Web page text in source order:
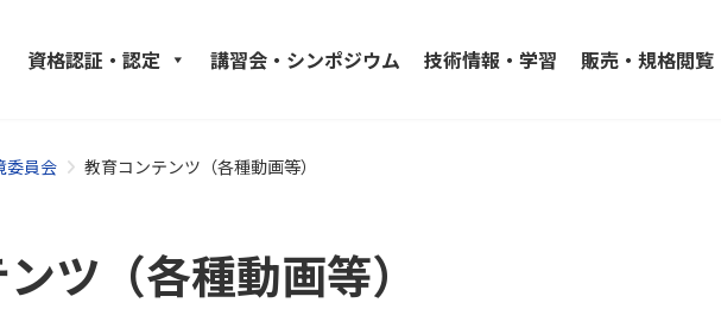
資格認証・認定 講習会・シンポジウム 技術情報・学習 販売・規格閲覧
委員会 教育コンテンツ（各種動画等）
ツ（各種動画等）